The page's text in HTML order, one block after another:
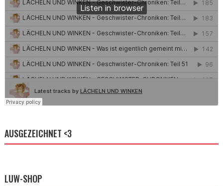
AUSGEZEICHNET <3
LUW-SHOP